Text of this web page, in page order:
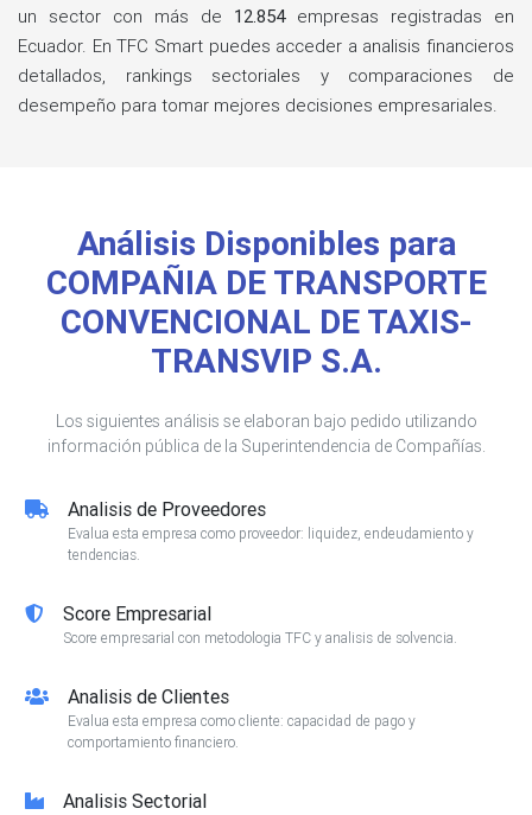
un sector con más de 12.854empresas registradas en
Ecuador. En TFC Smart puedes acceder a analisis financieros
detallados, rankings sectoriales y comparaciones de
desempeño para tomar mejores decisiones empresariales.
Análisis Disponibles para
COMPAÑIA DE TRANSPORTE
CONVENCIONAL DE TAXIS-
TRANSVIP S.A.
Los siguientes análisis se elaboran bajo pedido utilizando
información pública de la Superintendencia de Compañías.
Analisis de Proveedores
Evalua esta empresa como proveedor: liquidez, endeudamiento y
tendencias.
Score Empresarial
Score empresarial con metodologia TFC y analisis de solvencia.
Analisis de Clientes
Evalua esta empresa como cliente: capacidad de pago y
comportamiento financiero.
Analisis Sectorial